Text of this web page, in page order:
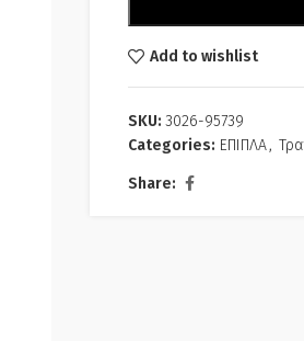
Add to wishlist
SKU: 3026-95739
Categories: ΕΠΙΠΛΑ,
Share: